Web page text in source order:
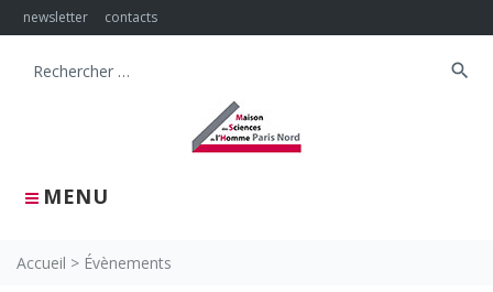
Skip
to
newsletter contacts
MENU
Search
search
Accueil > Évènements